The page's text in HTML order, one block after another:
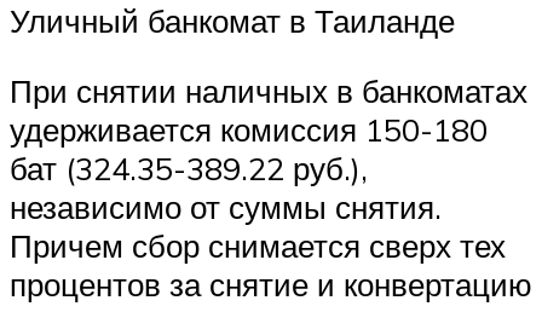
Уличный банкомат в Таиланде
При снятии наличных в банкоматах
удерживается комиссия 150-180
бат (324.35-389.22 руб.),
независимо от суммы снятия.
Причем сбор снимается сверх тех
процентов за снятие и конвертацию